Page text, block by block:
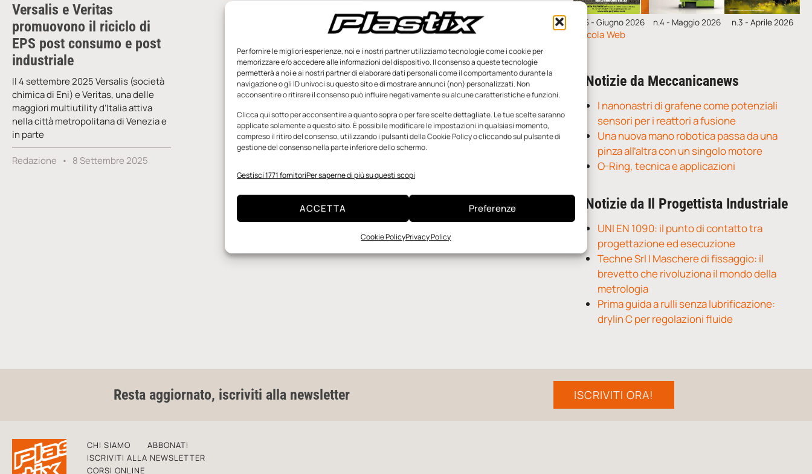
Per fornire le migliori esperienze, noi e i nostri partner utilizziamo tecnologie come i cookie per
memorizzare e/o accedere alle informazioni del dispositivo. Il consenso a queste tecnologie
permetterà a noi e ai nostri partner di elaborare dati personali come il comportamento durante la
navigazione o gli ID univoci su questo sito e di mostrare annunci (non) personalizzati. Non
acconsentire o ritirare il consenso può influire negativamente su alcune caratteristiche e funzioni.
Clicca qui sotto per acconsentire a quanto sopra o per fare scelte dettagliate. Le tue scelte saranno
applicate solamente a questo sito. È possibile modificare le impostazioni in qualsiasi momento,
compreso il ritiro del consenso, utilizzando i pulsanti della Cookie Policy o cliccando sul pulsante di
gestione del consenso nella parte inferiore dello schermo.
Gestisci 1771 fornitoriPer saperne di più su questi scopi
ACCETTA Preferenze
Cookie PolicyPrivacy Policy
Versalis e Veritas
promuovono il riciclo di
EPS post consumo e post
industriale
Il 4 settembre 2025 Versalis (società
chimica di Eni) e Veritas, una delle
maggiori multiutility d’Italia attiva
nella città metropolitana di Venezia e
in parte
Redazione 8 Settembre 2025
n.5 - Giugno 2026 n.4 - Maggio 2026 n.3 - Aprile 2026
Edicola Web
Notizie da Meccanicanews
I nanonastri di grafene come potenziali
sensori per i reattori a fusione
Una nuova mano robotica passa da una
pinza all’altra con un singolo motore
O-Ring, tecnica e applicazioni
Notizie da Il Progettista Industriale
UNI EN 1090: il punto di contatto tra
progettazione ed esecuzione
Techne Srl | Maschere di fissaggio: il
brevetto che rivoluziona il mondo della
metrologia
Prima guida a rulli senza lubrificazione:
drylin C per regolazioni fluide
Resta aggiornato, iscriviti alla newsletter ISCRIVITI ORA!
CHI SIAMO
ABBONATI
ISCRIVITI ALLA NEWSLETTER
CORSI ONLINE